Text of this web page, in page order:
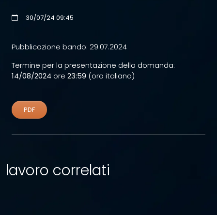
30/07/24 09:45
Pubblicazione bando: 29.07.2024
Termine per la presentazione della domanda:
14/08/2024 ore 23:59 (ora italiana)
PDF
lavoro correlati